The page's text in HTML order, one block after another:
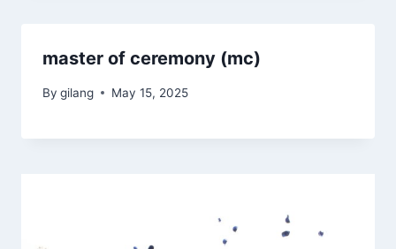
master of ceremony (mc)
By gilang May 15, 2025